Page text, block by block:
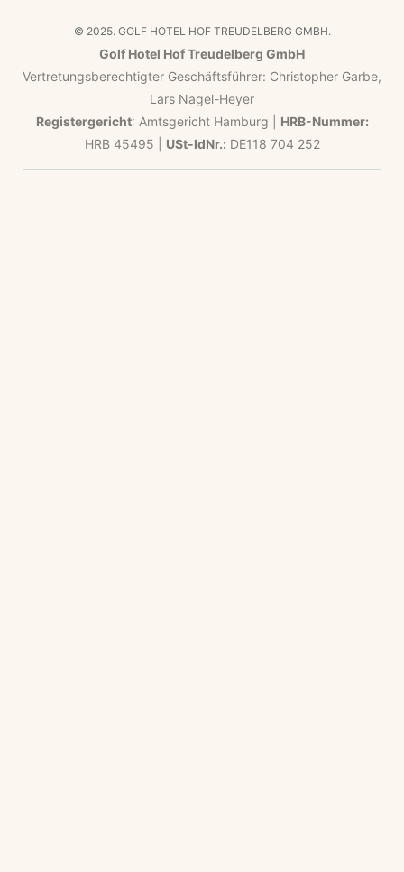
© 2025. GOLF HOTEL HOF TREUDELBERG GMBH.
Golf Hotel Hof Treudelberg GmbH
Vertretungsberechtigter Geschäftsführer: Christopher Garbe,
Lars Nagel-Heyer
Registergericht: Amtsgericht Hamburg | HRB-Nummer:
HRB 45495 | USt-IdNr.: DE118 704 252